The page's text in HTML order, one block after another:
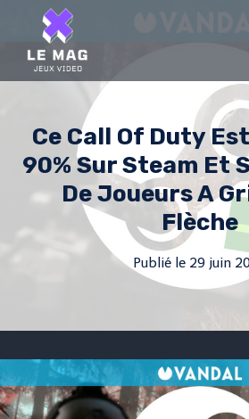
content
Ce Call Of Duty
90% Sur Steam Et
De Joueurs A
Flèche
Publié le 29 juin